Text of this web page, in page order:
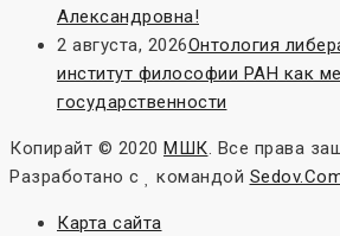
Александровна!
2 августа, 2026Онтология
институт философии РАН как
государственности
Копирайт © 2020 МШК. Все права
Разработано с
командой
Карта сайта